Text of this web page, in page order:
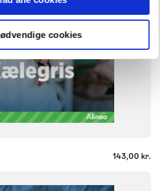
cookies
143,00 kr.